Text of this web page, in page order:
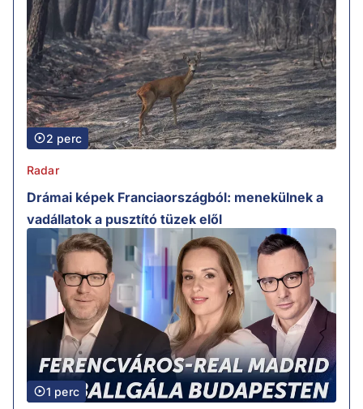
2 perc
Radar
Drámai képek Franciaországból: menekülnek a
vadállatok a pusztító tüzek elől
1 perc